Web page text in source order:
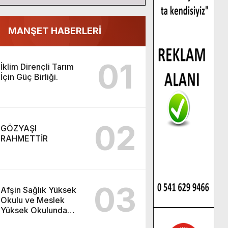
MANŞET HABERLERİ
İklim Dirençli Tarım
İçin Güç Birliği.
01
GÖZYAŞI
RAHMETTİR
02
Afşin Sağlık Yüksek
Okulu ve Meslek
Yüksek Okulunda
03